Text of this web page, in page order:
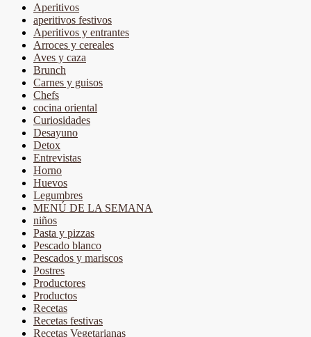
Aperitivos
aperitivos festivos
Aperitivos y entrantes
Arroces y cereales
Aves y caza
Brunch
Carnes y guisos
Chefs
cocina oriental
Curiosidades
Desayuno
Detox
Entrevistas
Horno
Huevos
Legumbres
MENÚ DE LA SEMANA
niños
Pasta y pizzas
Pescado blanco
Pescados y mariscos
Postres
Productores
Productos
Recetas
Recetas festivas
Recetas Vegetarianas